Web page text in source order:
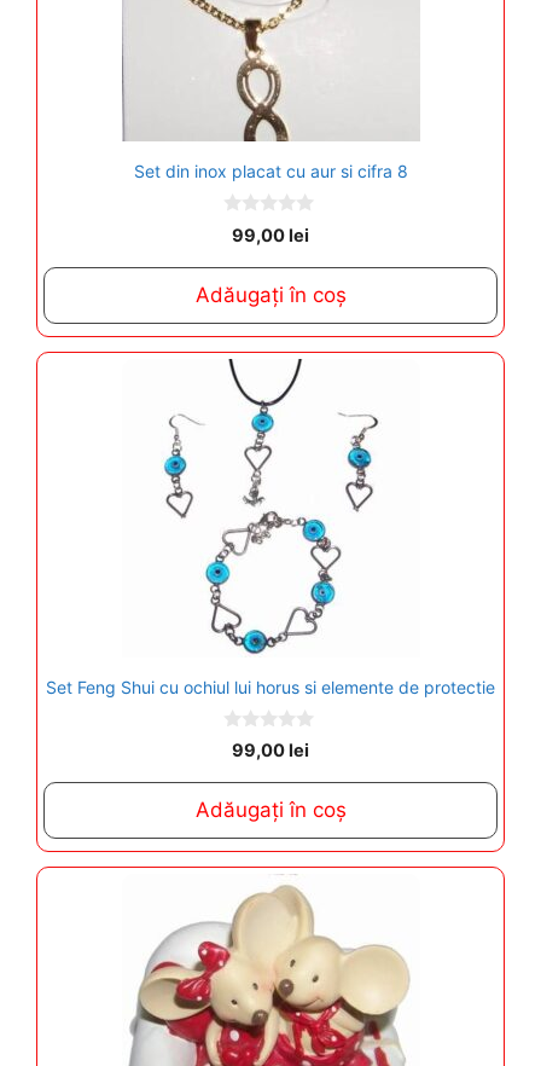
Set din inox placat cu aur si cifra 8
o
5
99,00lei
Adăugați în coș
Set Feng Shui cu ochiul lui horus si elemente de protectie
0
o
5
99,00lei
Adăugați în coș